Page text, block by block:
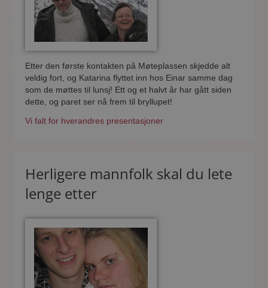
Etter den første kontakten på Møteplassen skjedde alt
veldig fort, og Katarina flyttet inn hos Einar samme dag
som de møttes til lunsj! Ett og et halvt år har gått siden
dette, og paret ser nå frem til bryllupet!
Vi falt for hverandres presentasjoner
Herligere mannfolk skal du lete
lenge etter